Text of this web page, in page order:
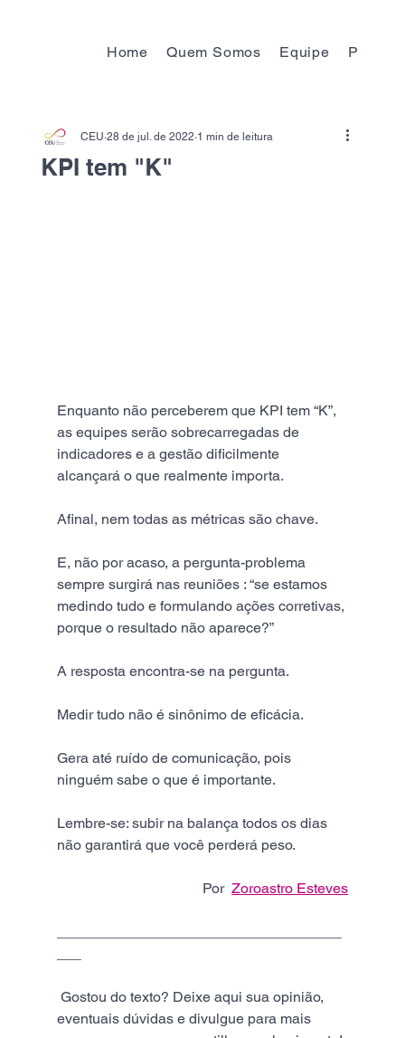
Home Quem Somos Equipe
KPI tem "K"
CEU 28 de jul. de 2022 1 min de leitura
Enquanto não perceberem que KPI tem “K”,
as equipes serão sobrecarregadas de
indicadores e a gestão dificilmente
alcançará o que realmente importa.
Afinal, nem todas as métricas são chave.
E, não por acaso, a pergunta-problema
sempre surgirá nas reuniões : “se estamos
medindo tudo e formulando ações corretivas,
porque o resultado não aparece?”
A resposta encontra-se na pergunta.
Medir tudo não é sinônimo de eficácia.
Gera até ruído de comunicação, pois
ninguém sabe o que é importante.
Lembre-se: subir na balança todos os dias
não garantirá que você perderá peso.
Por Zoroastro Esteves
eventuais dúvidas e divulgue para mais